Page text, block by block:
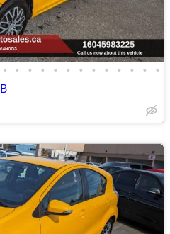
• • • • • • • • • • • • •